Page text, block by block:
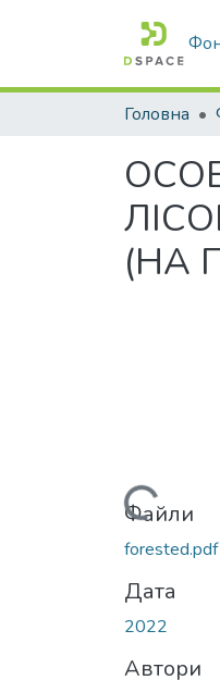
Головна
(НА
Вантажиться...Файли
forested.pdf
Дата
2022
Автори